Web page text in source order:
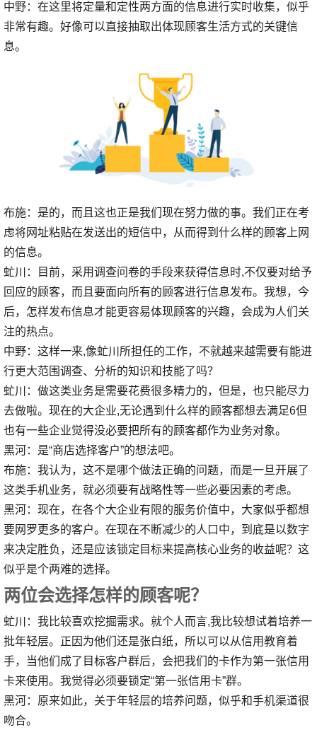
中野：在这里将定量和定性两方面的信息进行实时收集，似乎
非常有趣。好像可以直接抽取出体现顾客生活方式的关键信
息。
布施：是的，而且这也正是我们现在努力做的事。我们正在考
虑将网址粘贴在发送出的短信中，从而得到什么样的顾客上网
的信息。
虻川：目前，采用调查问卷的手段来获得信息时,不仅要对给予
回应的顾客，而且要面向所有的顾客进行信息发布。我想，今
后，怎样发布信息才能更容易体现顾客的兴趣，会成为人们关
注的热点。
中野：这样一来,像虻川所担任的工作，不就越来越需要有能进
行更大范围调查、分析的知识和技能了吗？
虻川：做这类业务是需要花费很多精力的，但是，也只能尽力
去做啦。现在的大企业,无论遇到什么样的顾客都想去满足6但
也有一些企业觉得没必要把所有的顾客都作为业务对象。
黑河：是“商店选择客户”的想法吧。
布施：我认为，这不是哪个做法正确的问题，而是一旦开展了
这类手机业务，就必须要有战略性等一些必要因素的考虑。
黑河：现在，在各个大企业有限的服务价值中，大家似乎都想
要网罗更多的客户。在现在不断减少的人口中，到底是以数字
来决定胜负，还是应该锁定目标来提高核心业务的收益呢？这
似乎是个两难的选择。
两位会选择怎样的顾客呢？
虻川：我比较喜欢挖掘需求。就个人而言,我比较想试着培养一
批年轻层。正因为他们还是张白纸，所以可以从信用教育着
手，当他们成了目标客户群后，会把我们的卡作为第一张信用
卡来使用。我觉得必须要锁定“第一张信用卡”群。
黑河：原来如此，关于年轻层的培养问题，似乎和手机渠道很
吻合。